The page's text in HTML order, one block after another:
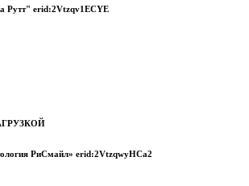
erid:2Vtzqv1ECYE
РиСмайл» erid:2VtzqwyHCa2